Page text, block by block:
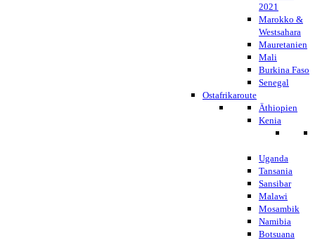
2021
Marokko &
Westsahara
Mauretanien
Mali
Burkina Faso
Senegal
Ostafrikaroute
Äthiopien
Kenia
Uganda
Tansania
Sansibar
Malawi
Mosambik
Namibia
Botsuana